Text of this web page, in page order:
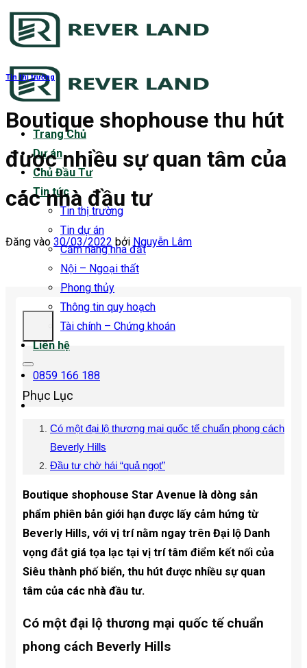
Bỏ
qua
dung
Trang Chủ
Dự án
Chủ Đầu Tư
Tin tức
Tin thị trường
Tin dự án
Cẩm nang nhà đất
Nội – Ngoại thất
Phong thủy
Thông tin quy hoạch
Tài chính – Chứng khoán
Liên hệ
0859 166 188
Tin thị trường
Boutique shophouse thu hút
được nhiều sự quan tâm của
các nhà đầu tư
Đăng vào 30/03/2022 bởi Nguyễn Lâm
Phục Lục
Có một đại lộ thương mại quốc tế chuẩn phong cách
Beverly Hills
Đầu tư chờ hái “quả ngọt”
Boutique shophouse Star Avenue là dòng sản
phẩm phiên bản giới hạn được lấy cảm hứng từ
Beverly Hills, với vị trí nằm ngay trên Đại lộ Danh
vọng đắt giá tọa lạc tại vị trí tâm điểm kết nối của
Siêu thành phố biển, thu hút được nhiều sự quan
tâm của các nhà đầu tư.
Có một đại lộ thương mại quốc tế chuẩn
phong cách Beverly Hills